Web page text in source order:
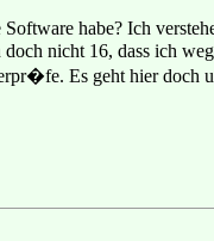
Software habe? Ich
nicht 16, dass ich
Es geht hier doch